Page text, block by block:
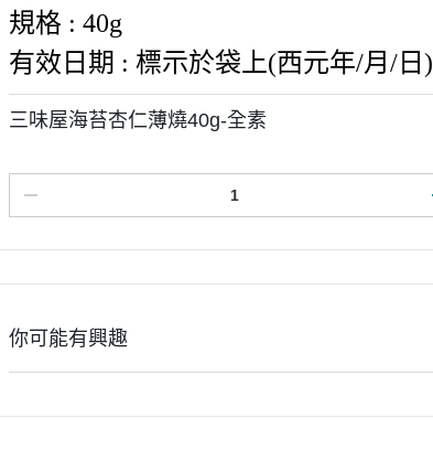
規格 : 40g
有效日期 : 標示於袋上(西元年/月/日)
三味屋海苔杏仁薄燒40g-全素
你可能有興趣